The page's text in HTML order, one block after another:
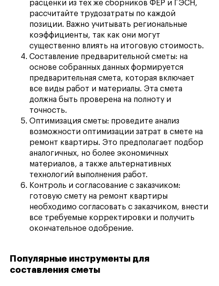
расценки из тех же сборников ФЕР и ГЭСН,
рассчитайте трудозатраты по каждой
позиции. Важно учитывать региональные
коэффициенты, так как они могут
существенно влиять на итоговую стоимость.
Составление предварительной сметы: на
основе собранных данных формируется
предварительная смета, которая включает
все виды работ и материалы. Эта смета
должна быть проверена на полноту и
точность.
Оптимизация сметы: проведите анализ
возможности оптимизации затрат в смете на
ремонт квартиры. Это предполагает подбор
аналогичных, но более экономичных
материалов, а также альтернативных
технологий выполнения работ.
Контроль и согласование с заказчиком:
готовую смету на ремонт квартиры
необходимо согласовать с заказчиком, внести
все требуемые корректировки и получить
окончательное одобрение.
Популярные инструменты для
составления сметы